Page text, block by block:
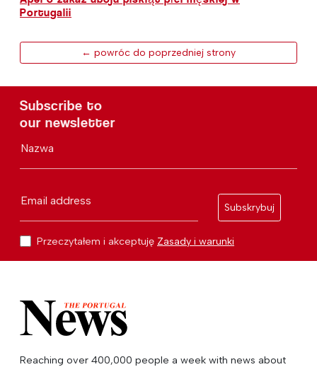
Portugalii
← powróc do poprzedniej strony
Subscribe to
our newsletter
Nazwa
Email address
Subskrybuj
Przeczytałem i akceptuję Zasady i warunki
Reaching over 400,000 people a week with news about